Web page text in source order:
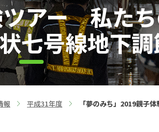
アー 私た
七号線地下
報
平成31年度
「夢のみち」2019親子